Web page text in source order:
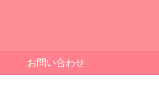
お問い合わせ